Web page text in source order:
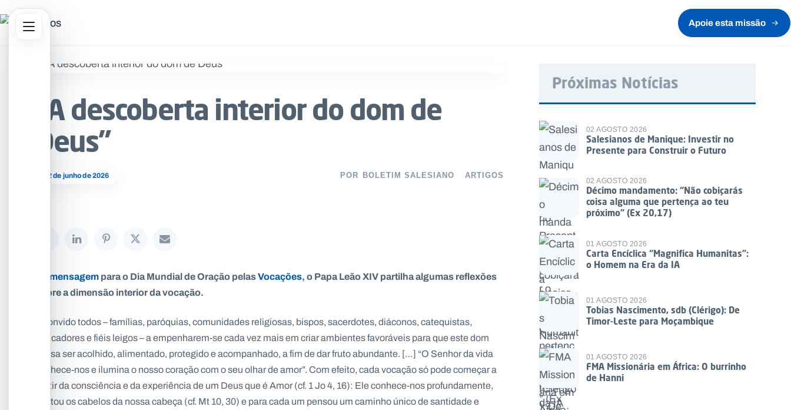
Apoie esta missão
02 de junho de 2026
“A descoberta interior do dom de
Deus”
POR BOLETIM SALESIANO ARTIGOS
mensagempara o Dia Mundial de Oração pelasVocações, o Papa Leão XIV partilha algumas reflexões
sobre a dimensão interior da vocação.
«Convido todos – famílias, paróquias, comunidades religiosas, bispos, sacerdotes, diáconos, catequistas,
educadores e fiéis leigos – a empenharem-se cada vez mais em criar ambientes favoráveis para que este dom
possa ser acolhido, alimentado, protegido e acompanhado, a fim de dar fruto abundante. […] “O Senhor da vida
conhece-nos e ilumina o nosso coração com o seu olhar de amor”. Com efeito, cada vocação só pode começar a
partir da consciência e da experiência de um Deus que é Amor (cf. 1 Jo 4, 16): Ele conhece-nos profundamente,
contou os cabelos da nossa cabeça (cf. Mt 10, 30) e para cada um pensou um caminho único de santidade e
Próximas Notícias
02 AGOSTO 2026
Salesianos de Manique: Investir no
Presente para Construir o Futuro
02 AGOSTO 2026
Décimo mandamento: “Não cobiçarás
coisa alguma que pertença ao teu
próximo” (Ex 20,17)
01 AGOSTO 2026
Carta Encíclica “Magnifica Humanitas”:
o Homem na Era da IA
01 AGOSTO 2026
Tobias Nascimento, sdb (Clérigo): De
Timor-Leste para Moçambique
01 AGOSTO 2026
FMA Missionária em África: O burrinho
de Hanni
Abrir menu principal